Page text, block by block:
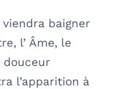
baigner
l’ Âme, le
douceur
l’apparition à